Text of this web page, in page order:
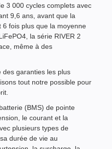
3 000 cycles complets avec
9,6 ans, avant que la
fois plus que la moyenne
la série RIVER 2
même à des
des garanties les plus
tout notre possible pour
(BMS) de pointe
le courant et la
plusieurs types de
durée de vie au